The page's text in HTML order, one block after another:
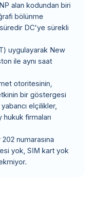
alan kodundan biri
bölünme
süredir DC'ye sürekli
uygulayarak New
ile aynı saat
otoritesinin,
bir göstergesi
elçilikler,
firmaları
202 numarasına
yok, SIM kart yok